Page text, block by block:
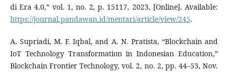
di Era 4.0,” vol. 1, no. 2, p. 15117, 2023, [Online]. Available:
https://journal.pandawan.id/mentari/article/view/245.
A. Supriadi, M. F. Iqbal, and A. N. Pratista, “Blockchain and
IoT Technology Transformation in Indonesian Education,”
Blockchain Frontier Technology, vol. 2, no. 2, pp. 44–53, Nov.